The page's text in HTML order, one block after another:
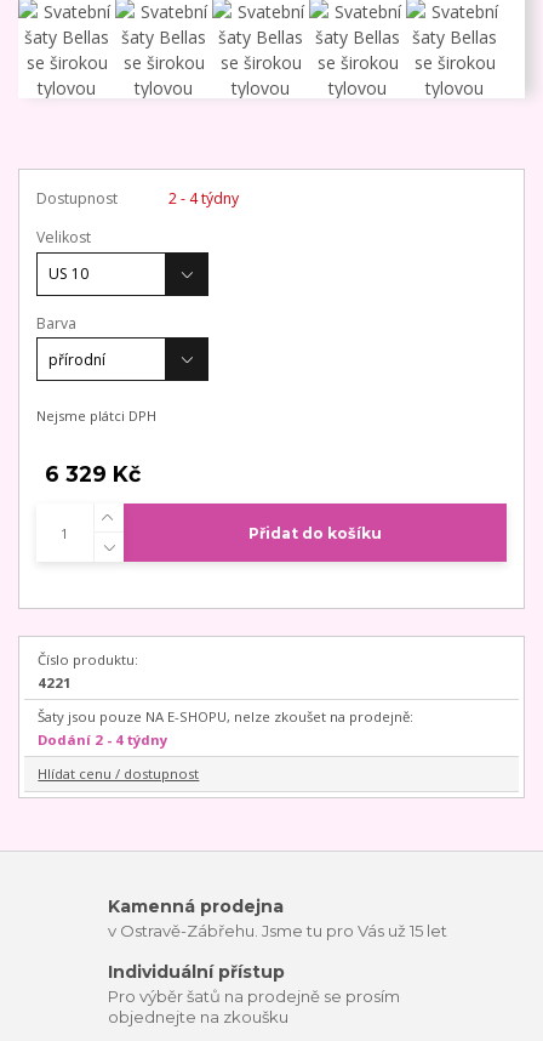
Dostupnost
2 - 4 týdny
Velikost
Barva
Nejsme plátci DPH
6 329 Kč
Přidat do košíku
Číslo produktu:
4221
Šaty jsou pouze NA E-SHOPU, nelze zkoušet na prodejně:
Dodání 2 - 4 týdny
Hlídat cenu / dostupnost
Kamenná prodejna
v Ostravě-Zábřehu. Jsme tu pro Vás už 15 let
Individuální přístup
Pro výběr šatů na prodejně se prosím
objednejte na zkoušku